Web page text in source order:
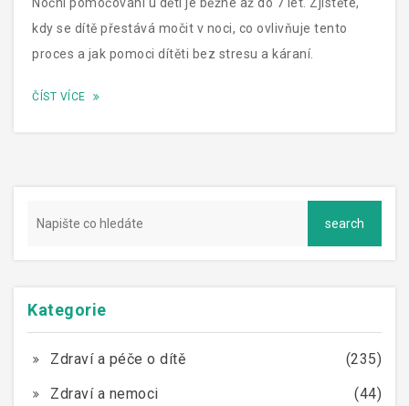
kdy se dítě přestává močit v noci, co ovlivňuje tento
proces a jak pomoci dítěti bez stresu a káraní.
ČÍST VÍCE
Kategorie
Zdraví a péče o dítě
(235)
Zdraví a nemoci
(44)